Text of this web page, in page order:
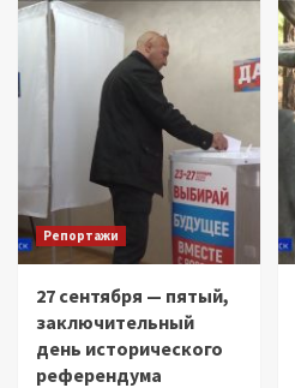
Репортажи
27 сентября — пятый,
заключительный
день исторического
референдума